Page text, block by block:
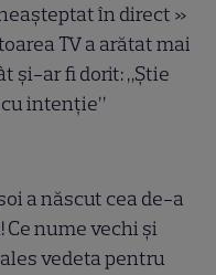
în direct »
TV a arătat mai
și-ar fi dorit: „Știe
cu intenție”
a născut cea de-a
Ce nume vechi și
vedeta pentru